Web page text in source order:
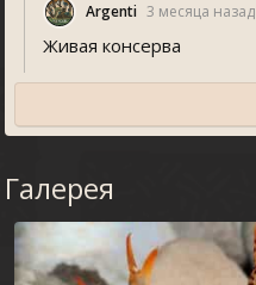
Argenti 3 месяца назад
Живая консерва
Галерея